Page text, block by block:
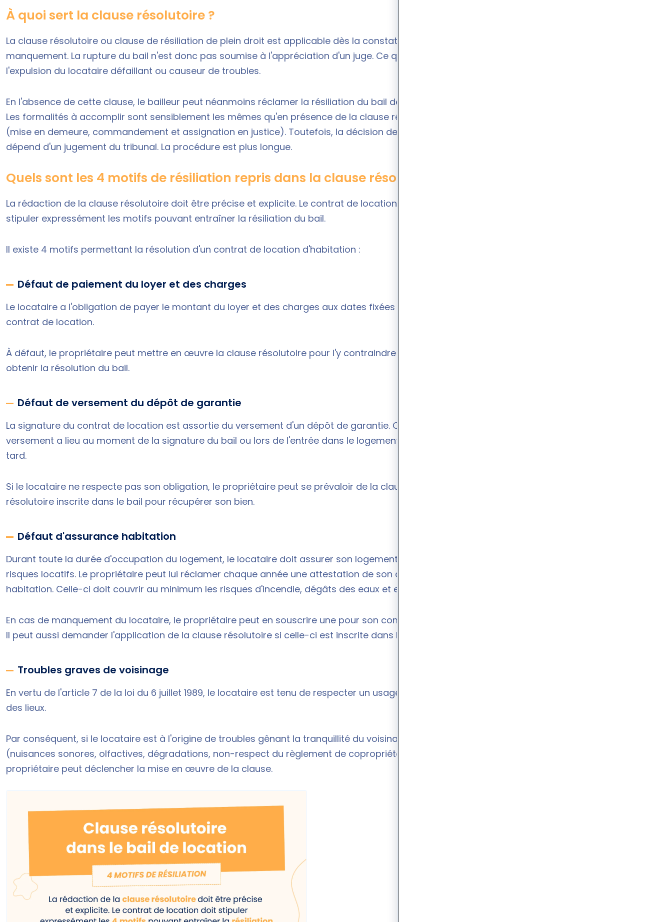
À quoi sert la clause résolutoire ?
La clause résolutoire ou clause de résiliation de plein droit est applicable dès la constatation du
manquement. La rupture du bail n'est donc pas soumise à l'appréciation d'un juge. Ce qui accélère
l'expulsion du locataire défaillant ou causeur de troubles.
En l'absence de cette clause, le bailleur peut néanmoins réclamer la résiliation du bail de location.
Les formalités à accomplir sont sensiblement les mêmes qu'en présence de la clause résolutoire
(mise en demeure, commandement et assignation en justice). Toutefois, la décision de résiliation
dépend d'un jugement du tribunal. La procédure est plus longue.
Quels sont les 4 motifs de résiliation repris dans la clause résolutoire ?
La rédaction de la clause résolutoire doit être précise et explicite. Le contrat de location doit
stipuler expressément les motifs pouvant entraîner la résiliation du bail.
Il existe 4 motifs permettant la résolution d'un contrat de location d'habitation :
Défaut de paiement du loyer et des charges
Le locataire a l'obligation de payer le montant du loyer et des charges aux dates fixées dans le
contrat de location.
À défaut, le propriétaire peut mettre en œuvre la clause résolutoire pour l'y contraindre et/ou
obtenir la résolution du bail.
Défaut de versement du dépôt de garantie
La signature du contrat de location est assortie du versement d'un dépôt de garantie. Ce
versement a lieu au moment de la signature du bail ou lors de l'entrée dans le logement au plus
tard.
Si le locataire ne respecte pas son obligation, le propriétaire peut se prévaloir de la clause
résolutoire inscrite dans le bail pour récupérer son bien.
Défaut d'assurance habitation
Durant toute la durée d'occupation du logement, le locataire doit assurer son logement contre les
risques locatifs. Le propriétaire peut lui réclamer chaque année une attestation de son assurance
habitation. Celle-ci doit couvrir au minimum les risques d'incendie, dégâts des eaux et explosion.
En cas de manquement du locataire, le propriétaire peut en souscrire une pour son compte.
Il peut aussi demander l'application de la clause résolutoire si celle-ci est inscrite dans le bail.
Troubles graves de voisinage
En vertu de l'article 7 de la loi du 6 juillet 1989, le locataire est tenu de respecter un usage paisible
des lieux.
Par conséquent, si le locataire est à l'origine de troubles gênant la tranquillité du voisinage
(nuisances sonores, olfactives, dégradations, non-respect du règlement de copropriété), le
propriétaire peut déclencher la mise en œuvre de la clause.